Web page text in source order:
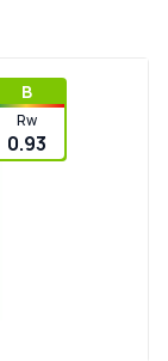
B
Rw
0.93